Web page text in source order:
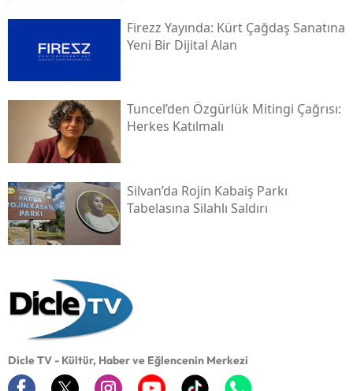
Firezz Yayında: Kürt Çağdaş Sanatına
Yeni Bir Dijital Alan
Tuncel’den Özgürlük Mitingi Çağrısı:
Herkes Katılmalı
Silvan’da Rojin Kabaiş Parkı
Tabelasına Silahlı Saldırı
Dicle TV - Kültür, Haber ve Eğlencenin Merkezi